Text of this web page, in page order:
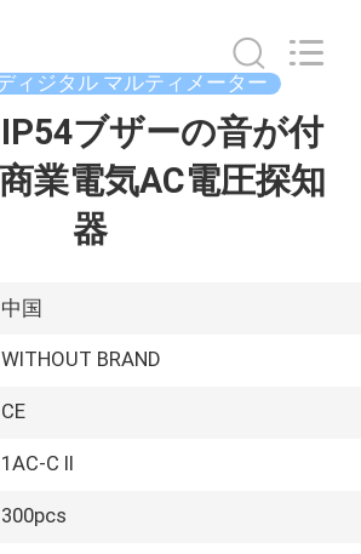
ィジタル マルティメーター
ブザーの音が付
業電気AC電圧探知
器
中国
WITHOUT BRAND
CE
1AC-C II
300pcs